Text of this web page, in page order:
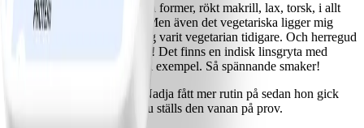
- Vi gillar verkligen fisk i alla former, rökt makrill, lax, torsk, i allt
från fiskgratäng till soppor. Men även det vegetariska ligger mig
varmt om hjärtat eftersom jag varit vegetarian tidigare. Och herregud
vad gott det indiska köket är! Det finns en indisk linsgryta med
blomkål som vi lagar ofta till exempel. Så spännande smaker!
Även motionsvanorna har Nadja fått mer rutin på sedan hon gick
med i ViktVäktarna. Men nu ställs den vanan på prov.